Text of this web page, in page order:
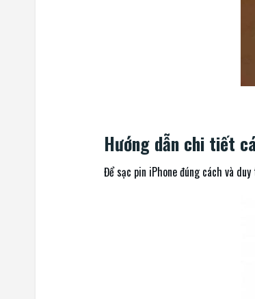
Hướng dẫn chi tiết
Để sạc pin iPhone đúng cách và